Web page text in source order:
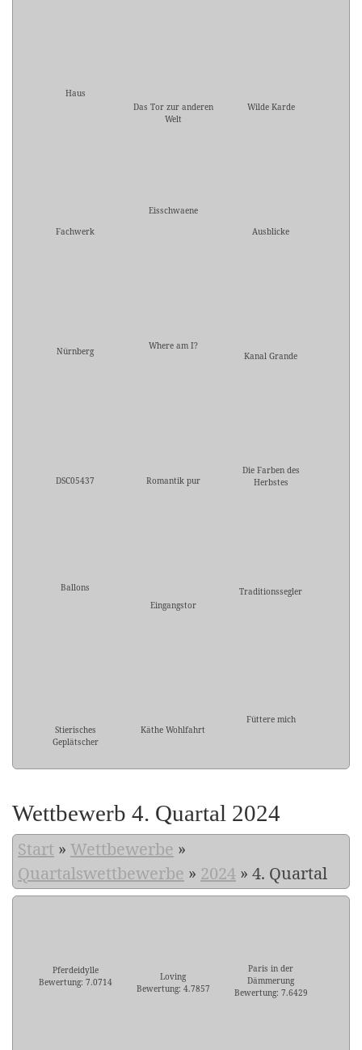
Haus
Das Tor zur anderen
Welt
Wilde Karde
Fachwerk
Eisschwaene
Ausblicke
Nürnberg
Where am I?
Kanal Grande
DSC05437 Romantik pur
Die Farben des
Herbstes
Ballons
Eingangstor
Traditionssegler
Stierisches
Geplätscher
Käthe Wohlfahrt
Füttere mich
Wettbewerb 4. Quartal 2024
Start » Wettbewerbe »
Quartalswettbewerbe » 2024 » 4. Quartal
Pferdeidylle
Bewertung: 7.0714
Loving
Bewertung: 4.7857
Paris in der
Dämmerung
Bewertung: 7.6429